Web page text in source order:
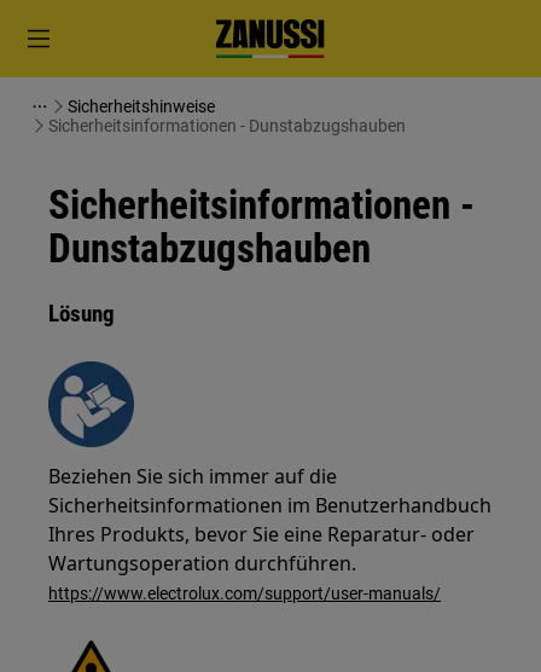
Sicherheitshinweise
Sicherheitsinformationen - Dunstabzugshauben
Sicherheitsinformationen -
Dunstabzugshauben
Lösung
Beziehen Sie sich immer auf die
Sicherheitsinformationen im Benutzerhandbuch
Ihres Produkts, bevor Sie eine Reparatur- oder
Wartungsoperation durchführen.
https://www.electrolux.com/support/user-manuals/